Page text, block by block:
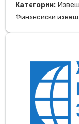
Категории:
Финансиски